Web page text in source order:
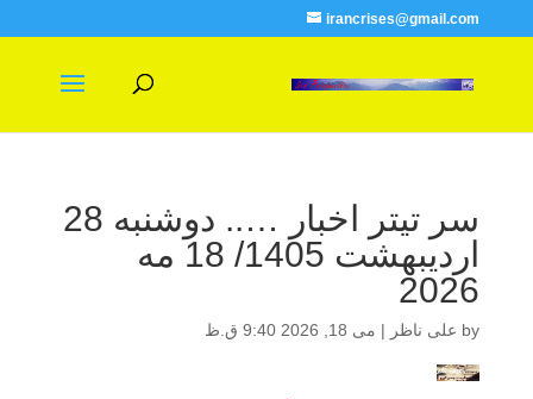
irancrises@gmail.com
سر تیتر اخبار ….. دوشنبه 28
اردیبهشت 1405/ 18 مه
2026
by علی ناظر | می 18, 2026 9:40 ق.ظ